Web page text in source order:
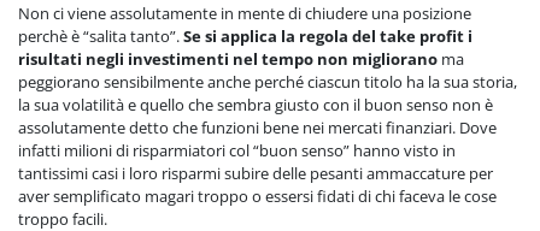
Non ci viene assolutamente in mente di chiudere una posizione
perchè è “salita tanto”.Se si applica la regola del take profit i
risultati negli investimenti nel tempo non migliorano ma
peggiorano sensibilmente anche perché ciascun titolo ha la sua storia,
la sua volatilità e quello che sembra giusto con il buon senso non è
assolutamente detto che funzioni bene nei mercati finanziari. Dove
infatti milioni di risparmiatori col “buon senso” hanno visto in
tantissimi casi i loro risparmi subire delle pesanti ammaccature per
aver semplificato magari troppo o essersi fidati di chi faceva le cose
troppo facili.